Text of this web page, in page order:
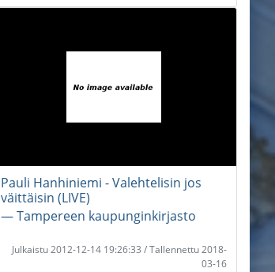
Pauli Hanhiniemi - Valehtelisin jos
väittäisin (LIVE)
― Tampereen kaupunginkirjasto
Julkaistu 2012-12-14 19:26:33 / Tallennettu 2018-
03-16